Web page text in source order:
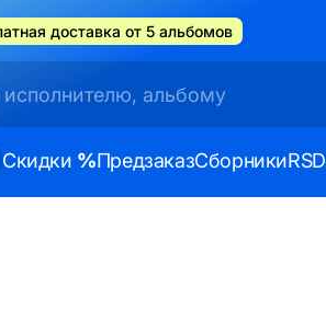
доставка от 5 альбомов
Скидки %ПредзаказСборникиRSD